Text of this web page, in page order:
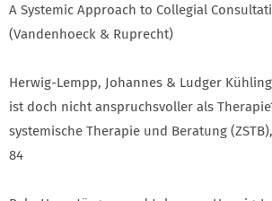
A Systemic Approach to Collegial
(Vandenhoeck & Ruprecht)
Herwig-Lempp, Johannes & Ludger
ist doch nicht anspruchsvoller als
systemische Therapie und Beratung
84